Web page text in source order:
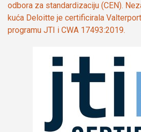
odbora za standardizaciju (CEN).
kuća Deloitte je certificirala
programu JTI i CWA 17493:2019.